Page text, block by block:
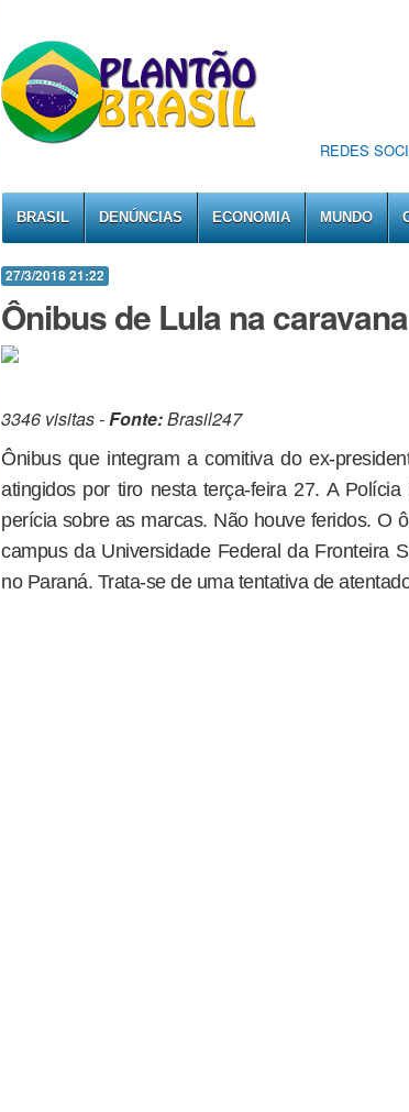
REDES
BRASIL DENÚNCIAS ECONOMIA MUNDO
27/3/2018 21:22
Ônibus de Lula na
3346 visitas -Fonte:Brasil247
Ônibus que integram a comitiva do ex-
atingidos por tiro nesta terça-feira 27. A
perícia sobre as marcas. Não houve feridos. O
campus da Universidade Federal da Fronteira
no Paraná. Trata-se de uma tentativa de